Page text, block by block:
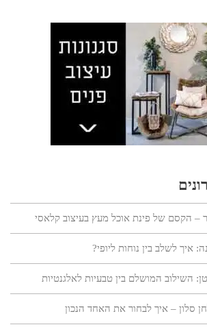
– הקסם של פינת אוכל מעץ בעיצוב קלאסי
איך לשלב בין נוחות ליופי?
השילוב המושלם בין טבעיות לאלגנטיות
סלון – איך לבחור את האחד הנכון